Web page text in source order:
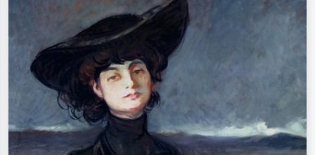
ex. Monet, Nuit étoilée,
impressionnisme, vague de Hokusai,
nu.
abstrait avec beaucoup de rouge,
tableau sombre, nu debout près d'un